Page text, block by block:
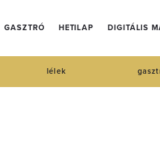
GASZTRÓ HETILAP DIGITÁLIS
lélek